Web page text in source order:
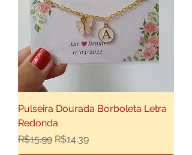
Pulseira Dourada Borboleta Letra
Redonda
Regular Price
R$15.99 Sale Price
R$14.39